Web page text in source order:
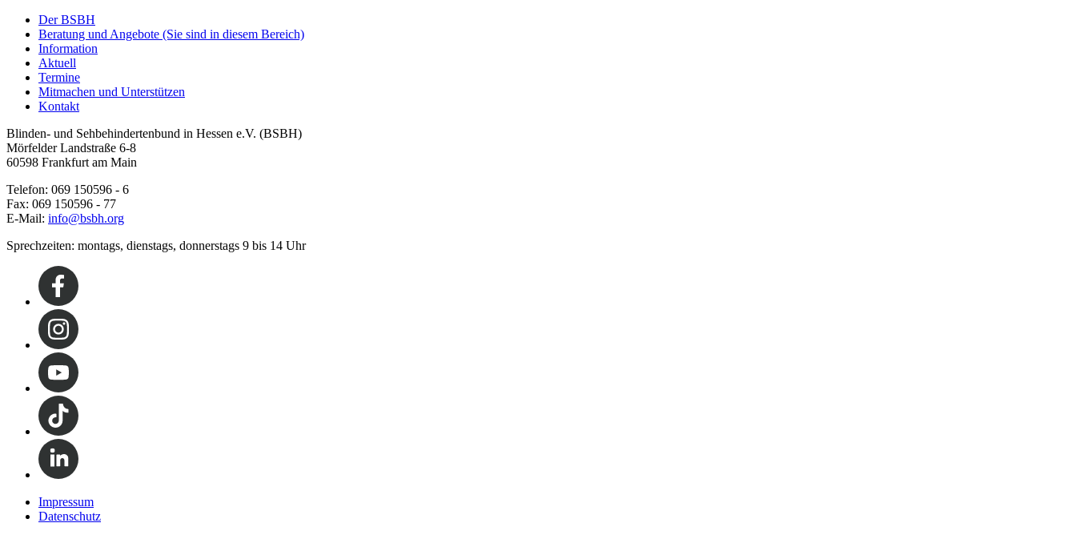
Der BSBH
Beratung und Angebote (Sie sind in diesem Bereich)
Information
Aktuell
Termine
Mitmachen und Unterstützen
Kontakt
Blinden- und Sehbehindertenbund in Hessen e.V. (BSBH)
Mörfelder Landstraße 6-8
60598 Frankfurt am Main
Telefon: 069 150596 - 6
Fax: 069 150596 - 77
E-Mail: info@bsbh.org
Sprechzeiten: montags, dienstags, donnerstags 9 bis 14 Uhr
Impressum
Datenschutz